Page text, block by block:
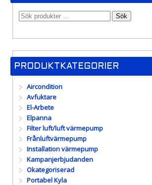
Sök
PRODUKTKATEGORIER
Aircondition
Avfuktare
El-Arbete
Elpanna
Filter luft/luft värmepump
Frånluftvärmepump
Installation värmepump
Kampanjerbjudanden
Okategoriserad
Portabel Kyla